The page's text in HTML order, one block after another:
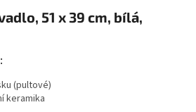
51 x 39 cm, bílá,
:
(pultové)
keramika